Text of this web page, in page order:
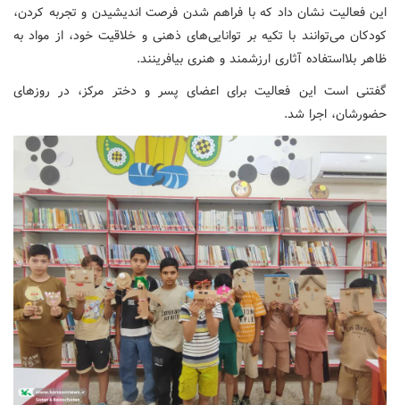
این فعالیت نشان داد که با فراهم شدن فرصت اندیشیدن و تجربه کردن،
کودکان می‌توانند با تکیه بر توانایی‌های ذهنی و خلاقیت خود، از مواد به
ظاهر بلااستفاده آثاری ارزشمند و هنری بیافرینند.
گفتنی است این فعالیت برای اعضای پسر و دختر مرکز، در روزهای
حضورشان، اجرا شد.